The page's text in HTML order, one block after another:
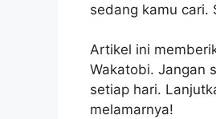
sedang kamu cari.
Artikel ini
Wakatobi. Jangan
setiap hari.
melamarnya!